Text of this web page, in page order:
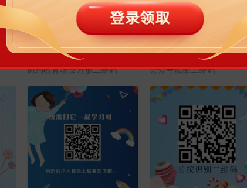
简约教育场景方形二维码 公众号底部二维码